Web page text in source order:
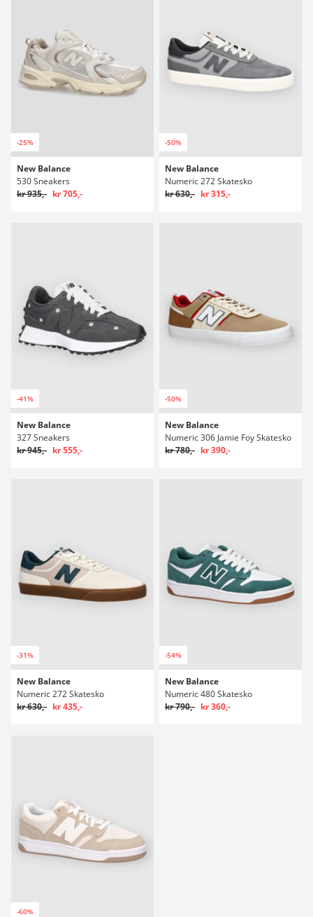
-25%
New Balance
530 Sneakers
kr 935,- kr 705,-
-50%
New Balance
Numeric 272 Skatesko
kr 630,- kr 315,-
-41%
New Balance
327 Sneakers
kr 945,- kr 555,-
-50%
New Balance
Numeric 306 Jamie Foy Skatesko
kr 780,- kr 390,-
-31%
New Balance
Numeric 272 Skatesko
kr 630,- kr 435,-
-54%
New Balance
Numeric 480 Skatesko
kr 790,- kr 360,-
-60%